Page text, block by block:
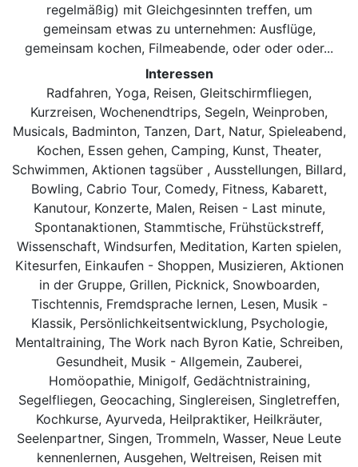
regelmäßig) mit Gleichgesinnten treffen, um
gemeinsam etwas zu unternehmen: Ausflüge,
gemeinsam kochen, Filmeabende, oder oder oder...
Interessen
Radfahren, Yoga, Reisen, Gleitschirmfliegen,
Kurzreisen, Wochenendtrips, Segeln, Weinproben,
Musicals, Badminton, Tanzen, Dart, Natur, Spieleabend,
Kochen, Essen gehen, Camping, Kunst, Theater,
Schwimmen, Aktionen tagsüber , Ausstellungen, Billard,
Bowling, Cabrio Tour, Comedy, Fitness, Kabarett,
Kanutour, Konzerte, Malen, Reisen - Last minute,
Spontanaktionen, Stammtische, Frühstückstreff,
Wissenschaft, Windsurfen, Meditation, Karten spielen,
Kitesurfen, Einkaufen - Shoppen, Musizieren, Aktionen
in der Gruppe, Grillen, Picknick, Snowboarden,
Tischtennis, Fremdsprache lernen, Lesen, Musik -
Klassik, Persönlichkeitsentwicklung, Psychologie,
Mentaltraining, The Work nach Byron Katie, Schreiben,
Gesundheit, Musik - Allgemein, Zauberei,
Homöopathie, Minigolf, Gedächtnistraining,
Segelfliegen, Geocaching, Singlereisen, Singletreffen,
Kochkurse, Ayurveda, Heilpraktiker, Heilkräuter,
Seelenpartner, Singen, Trommeln, Wasser, Neue Leute
kennenlernen, Ausgehen, Weltreisen, Reisen mit